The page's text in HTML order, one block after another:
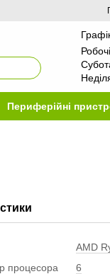
Периферійні
AMD
процесора
6